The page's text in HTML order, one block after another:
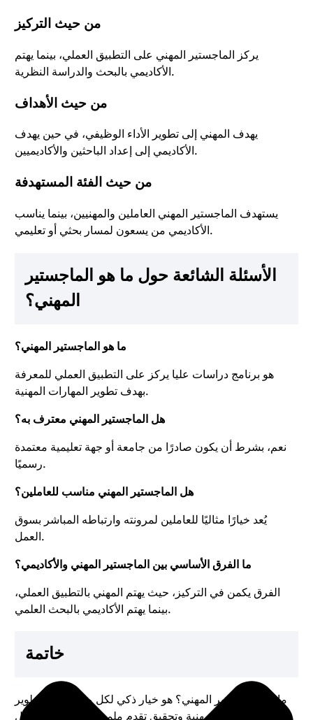
من حيث التركيز
يركز الماجستير المهني على التطبيق العملي، بينما يهتم
الأكاديمي بالبحث والدراسة النظرية.
من حيث الأهداف
يهدف المهني إلى تطوير الأداء الوظيفي، في حين يهدف
الأكاديمي إلى إعداد الباحثين والأكاديميين.
من حيث الفئة المستهدفة
يستهدف الماجستير المهني العاملين والمهنيين، بينما يناسب
الأكاديمي من يسعون لمسار بحثي أو تعليمي.
الأسئلة الشائعة حول ما هو الماجستير
المهني؟
ما هو الماجستير المهني؟
هو برنامج دراسات عليا يركز على التطبيق العملي للمعرفة
بهدف تطوير المهارات المهنية.
هل الماجستير المهني معترف به؟
نعم، بشرط أن يكون صادرًا من جامعة أو جهة تعليمية معتمدة
رسميًا.
هل الماجستير المهني مناسب للعاملين؟
يُعد خيارًا مثاليًا للعاملين لمرونته وارتباطه المباشر بسوق
العمل.
ما الفرق الأساسي بين الماجستير المهني والأكاديمي؟
الفرق يكمن في التركيز، حيث يهتم المهني بالتطبيق العملي،
بينما يهتم الأكاديمي بالبحث العلمي.
خاتمة
ما هو الماجستير المهني؟ هو خيار ذكي لكل من يسعى لتطوير
مسيرته المهنية وتحقيق تقدم ملموس في سوق العمل